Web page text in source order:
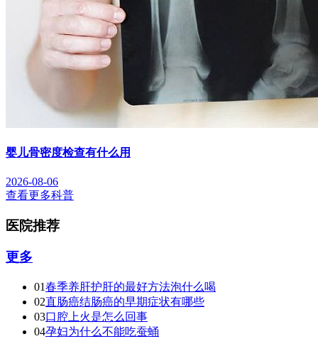
婴儿骨密度检查有什么用
2026-08-06
查看更多科普
医院推荐
更多
01春季养肝护肝的最好方法泡什么喝
02直肠癌结肠癌的早期症状有哪些
03口腔上火是怎么回事
04孕妇为什么不能吃蚕蛹